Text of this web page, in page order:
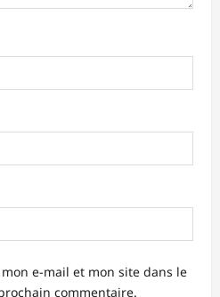
e-mail et mon site dans le
commentaire.